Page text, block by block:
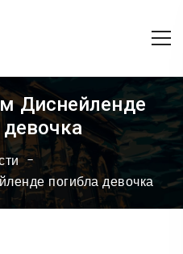
Диснейленде
девочка
погибла девочка